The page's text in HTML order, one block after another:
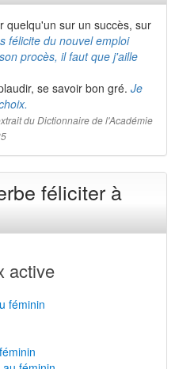
quelqu'un sur un succès, sur
félicite du nouvel emploi
procès, il faut que j'aille
se savoir bon gré. Je
du Dictionnaire de l'Académie
féliciter à
active
féminin